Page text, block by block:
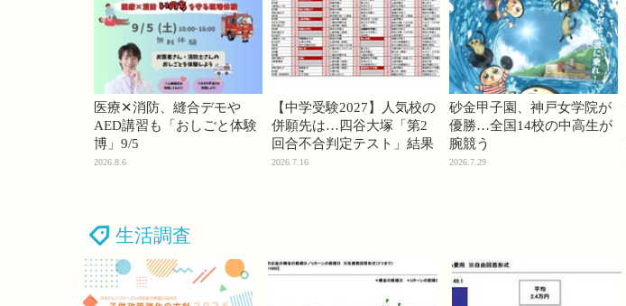
医療✕消防、縫合デモや
AED講習も「おしごと体験
博」9/5
2026.8.6
【中学受験2027】人気校の
併願先は…四谷大塚「第2
回合不合判定テスト」結果
2026.7.16
砂金甲子園、神戸女学院が
優勝…全国14校の中高生が
腕競う
2026.7.29
生活調査